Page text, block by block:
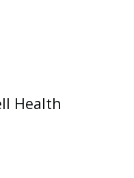
Health